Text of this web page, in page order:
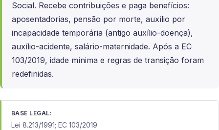
Social. Recebe contribuições e paga benefícios:
aposentadorias, pensão por morte, auxílio por
incapacidade temporária (antigo auxílio-doença),
auxílio-acidente, salário-maternidade. Após a EC
103/2019, idade mínima e regras de transição foram
redefinidas.
BASE LEGAL:
Lei 8.213/1991; EC 103/2019